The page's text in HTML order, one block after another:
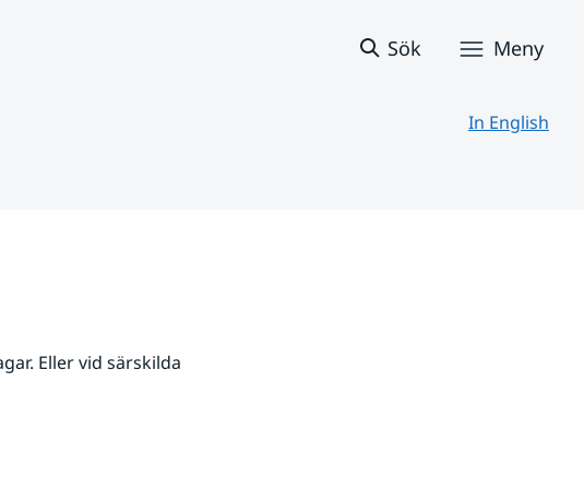
Sök Meny
In English
Eller vid särskilda